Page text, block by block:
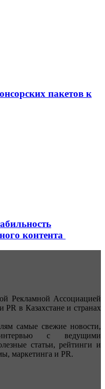
пакетов к
контента
Рекламной Ассоциацией
в Казахстане и странах
самые свежие новости,
с ведущими
статьи, рейтинги и
маркетинга и PR.